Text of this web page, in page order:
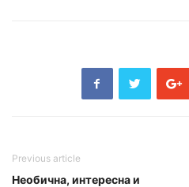
Previous article
Необична, интересна и